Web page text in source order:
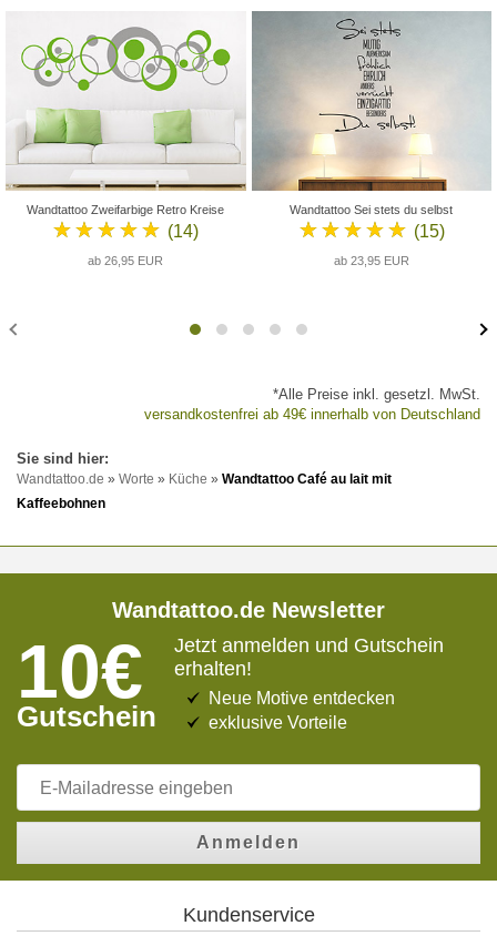
Wandtattoo Zweifarbige Retro Kreise
★★★★★ (14)
ab 26,95 EUR
Wandtattoo Sei stets du selbst
★★★★★ (15)
ab 23,95 EUR
*Alle Preise inkl. gesetzl. MwSt.
versandkostenfrei ab 49€ innerhalb von Deutschland
Wandtattoo.de » Worte » Küche » Wandtattoo Café au lait mit
Kaffeebohnen
Wandtattoo.de Newsletter
10€
Gutschein
Jetzt anmelden und Gutschein
erhalten!
Neue Motive entdecken
exklusive Vorteile
Anmelden
Kundenservice